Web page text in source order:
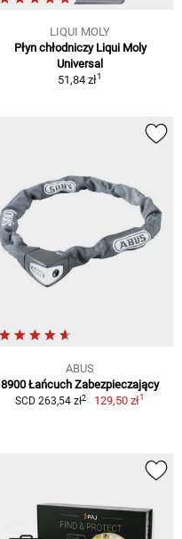
LIQUI MOLY
Płyn chłodniczy Liqui Moly
Universal
51,84 zł1
ABUS
8900 Łańcuch Zabezpieczający
SCD 263,54 zł2 129,50 zł1